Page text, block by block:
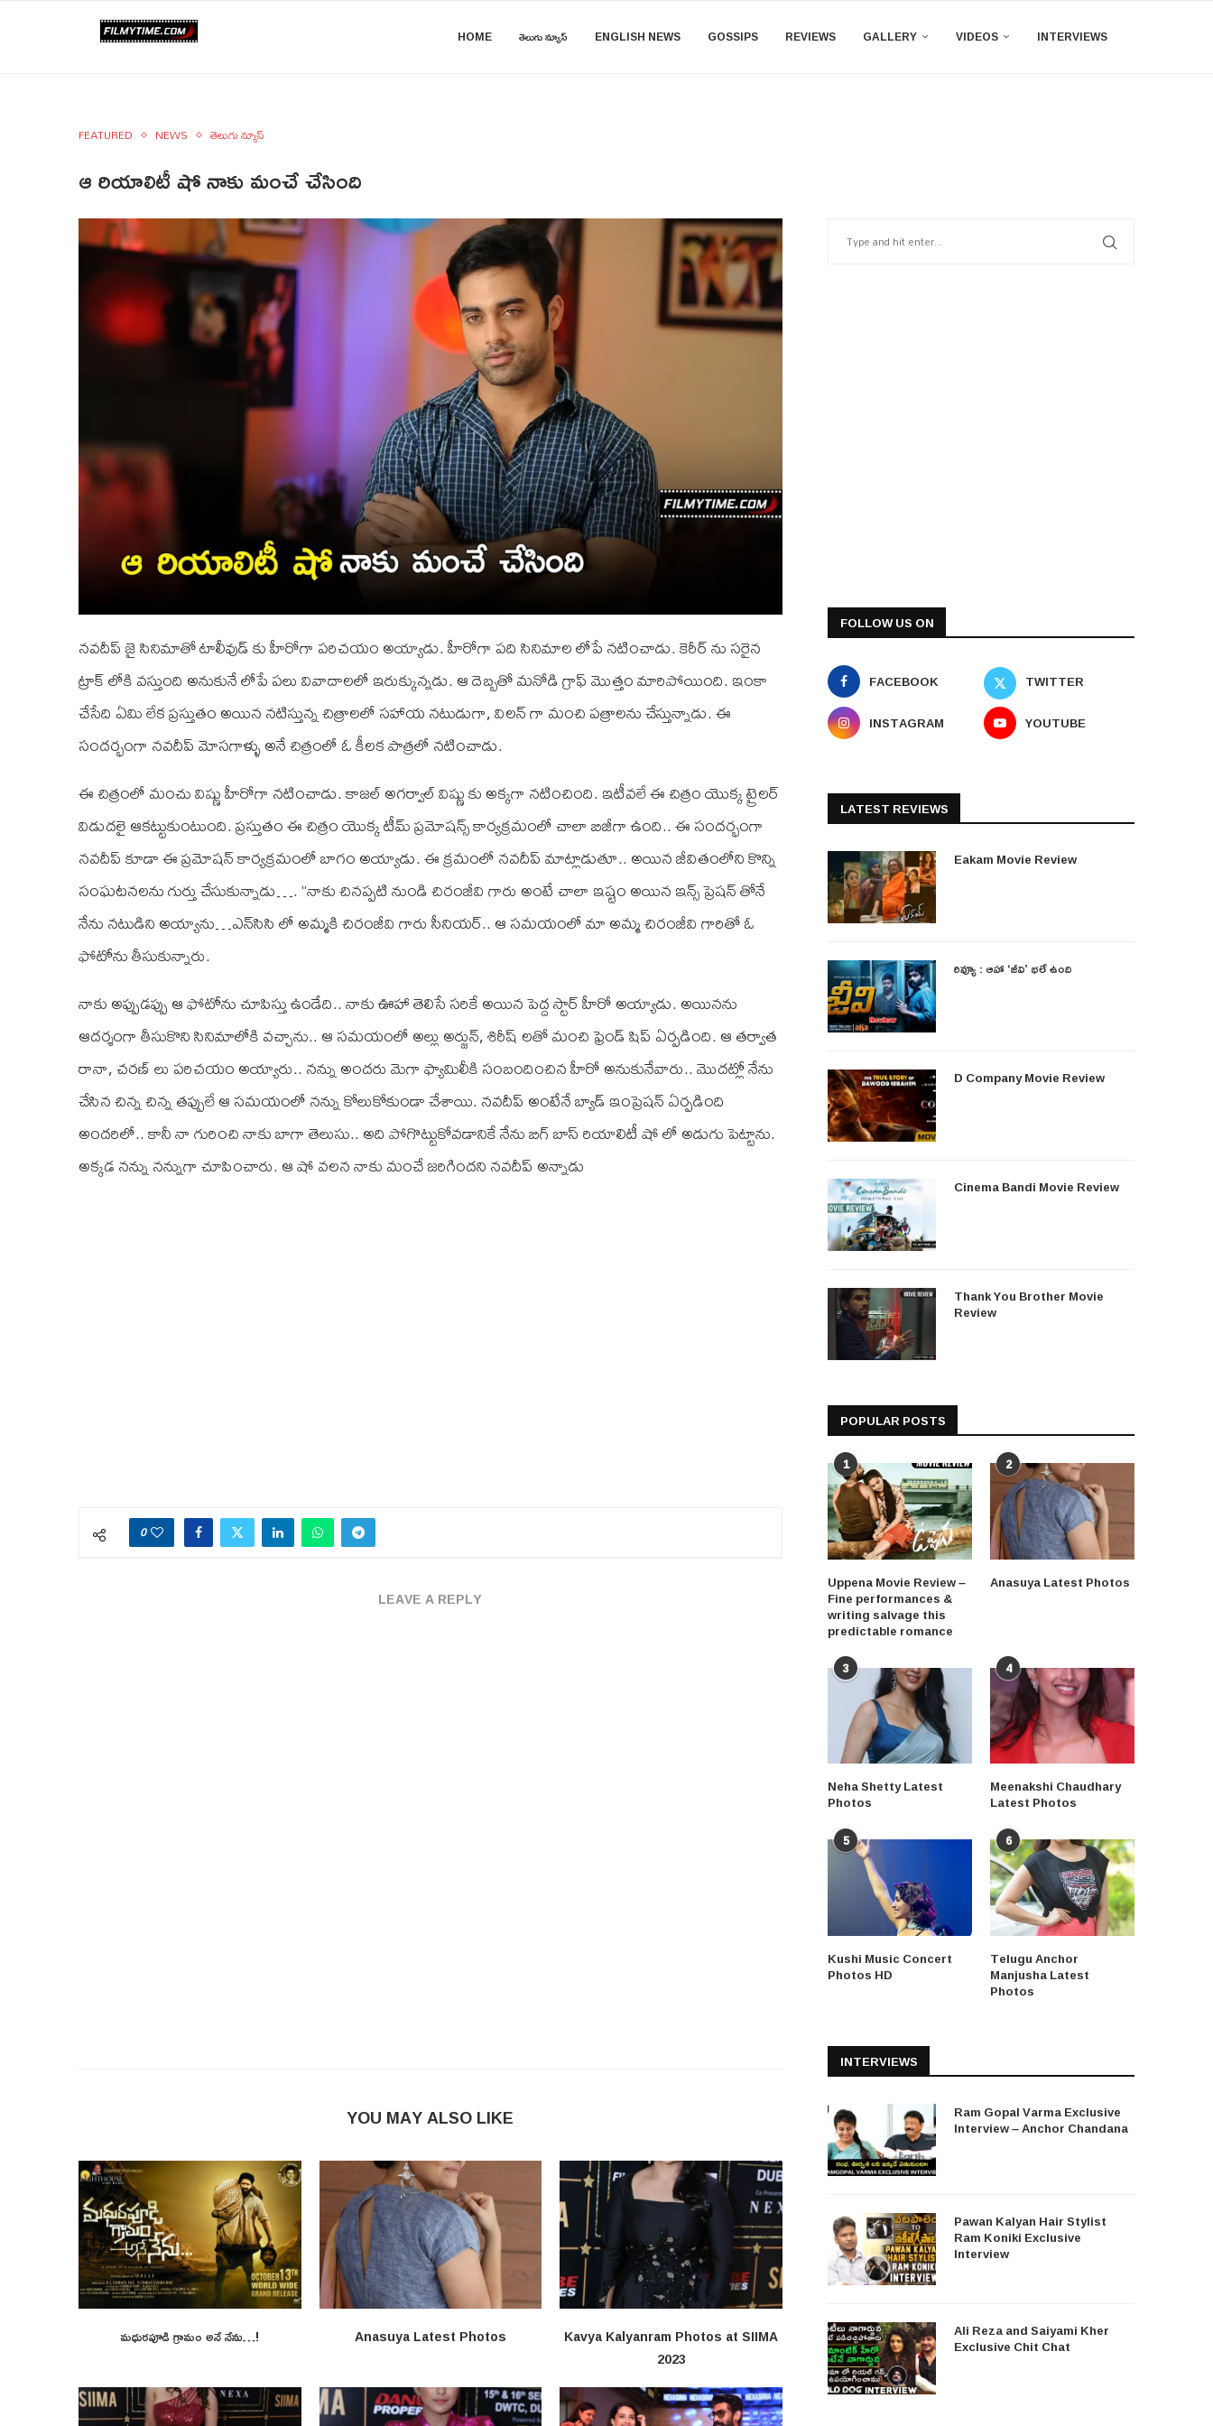
HOME తెలుగు న్యూస్ ENGLISH NEWS GOSSIPS REVIEWS GALLERY VIDEOS INTERVIEWS
FEATURED NEWS తెలుగు న్యూస్
ఆ రియాలిటీ షో నాకు మంచే చేసింది
నవదీప్ జై సినిమాతో టాలీవుడ్ కు హీరోగా పరిచయం అయ్యాడు. హీరోగా పది సినిమాల లోపే నటించాడు. కెరీర్ ను సరైన
ట్రాక్ లోకి వస్తుంది అనుకునే లోపే పలు వివాదాలలో ఇరుక్కున్నడు. ఆ దెబ్బతో మనోడి గ్రాఫ్ మొత్తం మారిపోయింది. ఇంకా
చేసేది ఏమి లేక ప్రస్తుతం అయిన నటిస్తున్న చిత్రాలలో సహాయ నటుడుగా, విలన్ గా మంచి పత్రాలను చేస్తున్నాడు. ఈ
సందర్భంగా నవదీప్ మోసగాళ్ళు అనే చిత్రంలో ఓ కీలక పాత్రలో నటించాడు.
ఈ చిత్రంలో మంచు విష్ణు హీరోగా నటించాడు. కాజల్ అగర్వాల్ విష్ణు కు అక్కగా నటించింది. ఇటీవలే ఈ చిత్రం యొక్క ట్రైలర్
విడుదలై ఆకట్టుకుంటుంది. ప్రస్తుతం ఈ చిత్రం యొక్క టీమ్ ప్రమోషన్స్ కార్యక్రమంలో చాలా బిజీగా ఉంది.. ఈ సందర్భంగా
నవదీప్ కూడా ఈ ప్రమోషన్ కార్యక్రమంలో బాగం అయ్యాడు. ఈ క్రమంలో నవదీప్ మాట్లాడుతూ.. అయిన జీవితంలోని కొన్ని
సంఘటనలను గుర్తు చేసుకున్నాడు…. “నాకు చినప్పటి నుండి చిరంజీవి గారు అంటే చాలా ఇష్టం అయిన ఇన్స్ ప్రెషన్ తోనే
నేను నటుడిని అయ్యాను…ఎన్‌సి‌సి లో అమ్మకి చిరంజీవి గారు సీనియర్.. ఆ సమయంలో మా అమ్మ చిరంజీవి గారితో ఓ
ఫోటోను తీసుకున్నారు.
నాకు అప్పుడప్పు ఆ ఫోటోను చూపిస్తు ఉండేది.. నాకు ఊహా తెలిసే సరికే అయిన పెద్ద స్టార్ హీరో అయ్యాడు. అయినను
ఆదర్శంగా తీసుకొని సినిమాలోకి వచ్చాను.. ఆ సమయంలో అల్లు అర్జున్, శిరీష్ లతో మంచి ఫ్రెండ్ షిప్ ఏర్పడింది. ఆ తర్వాత
రానా, చరణ్ లు పరిచయం అయ్యారు.. నన్ను అందరు మెగా ఫ్యామిలీకి సంబందించిన హీరో అనుకునేవారు.. మొదట్లో నేను
చేసిన చిన్న చిన్న తప్పులే ఆ సమయంలో నన్ను కోలుకోకుండా చేశాయి. నవదీప్ అంటేనే బ్యాడ్ ఇంప్రెషన్ ఏర్పడింది
అందరిలో.. కానీ నా గురించి నాకు బాగా తెలుసు.. అది పోగొట్టుకోవడానికే నేను బిగ్ బాస్ రియాలిటీ షో లో అడుగు పెట్టాను.
అక్కడ నన్ను నన్నుగా చూపించారు. ఆ షో వలన నాకు మంచే జరిగిందని నవదీప్ అన్నాడు
0
LEAVE A REPLY
YOU MAY ALSO LIKE
మధురపూడి గ్రామం అనే నేను…! Anasuya Latest Photos
Kavya Kalyanram Photos at SIIMA
2023
FOLLOW US ON
FACEBOOK
TWITTER
INSTAGRAM
YOUTUBE
LATEST REVIEWS
Eakam Movie Review
రివ్యూ : ఆహా ‘జీవి’ భలే ఉంది
D Company Movie Review
Cinema Bandi Movie Review
Thank You Brother Movie
Review
POPULAR POSTS
1
Uppena Movie Review –
Fine performances &
writing salvage this
predictable romance
2
Anasuya Latest Photos
3
Neha Shetty Latest
Photos
4
Meenakshi Chaudhary
Latest Photos
5
Kushi Music Concert
Photos HD
6
Telugu Anchor
Manjusha Latest
Photos
INTERVIEWS
Ram Gopal Varma Exclusive
Interview – Anchor Chandana
Pawan Kalyan Hair Stylist
Ram Koniki Exclusive
Interview
Ali Reza and Saiyami Kher
Exclusive Chit Chat